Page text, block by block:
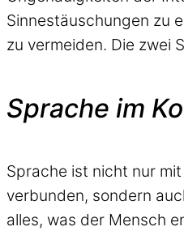
Sinnestäuschungen zu
zu vermeiden. Die zwei
Sprache im
Sprache ist nicht nur
verbunden, sondern
alles, was der Mensch